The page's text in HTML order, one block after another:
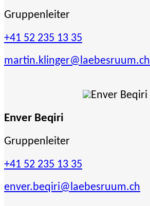
Gruppenleiter
+41 52 235 13 35
martin.klinger@laebesruum.ch
Enver Beqiri
Gruppenleiter
+41 52 235 13 35
enver.beqiri@laebesruum.ch